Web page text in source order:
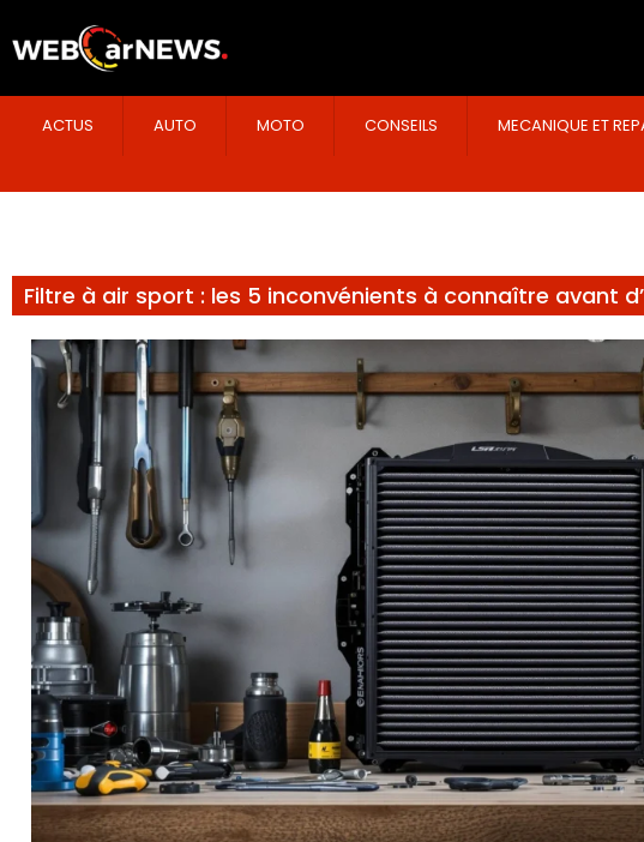
ACTUS AUTO MOTO CONSEILS MECANIQUE ET
Filtre à air sport : les 5 inconvénients à connaître avant